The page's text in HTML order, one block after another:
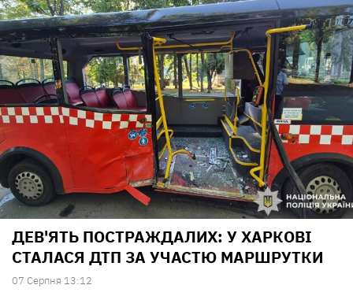
ДЕВ'ЯТЬ ПОСТРАЖДАЛИХ: У ХАРКОВІ
СТАЛАСЯ ДТП ЗА УЧАСТЮ МАРШРУТКИ
07 Серпня 13:12